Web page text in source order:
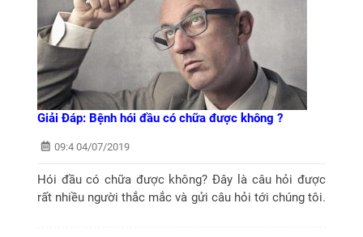
Giải Đáp: Bệnh hói đầu có chữa được không ?
09:4 04/07/2019
Hói đầu có chữa được không? Đây là câu hỏi được
rất nhiều người thắc mắc và gửi câu hỏi tới chúng tôi.